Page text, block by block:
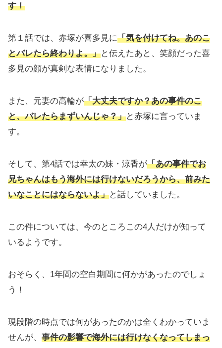
す！
第１話では、赤塚が喜多見に「気を付けてね。あのこ
とバレたら終わりよ。」と伝えたあと、笑顔だった喜
多見の顔が真剣な表情になりました。
また、元妻の高輪が「大丈夫ですか？あの事件のこ
と、バレたらまずいんじゃ？」と赤塚に言っていま
す。
そして、第4話では幸太の妹・涼香が「あの事件でお
兄ちゃんはもう海外には行けないだろうから、前みた
いなことにはならないよ」と話していました。
この件については、今のところこの4人だけが知って
いるようです。
おそらく、1年間の空白期間に何かがあったのでしょ
う！
現段階の時点では何があったのかは全くわかっていま
せんが、 事件の影響で海外には行けなくなってしまっ